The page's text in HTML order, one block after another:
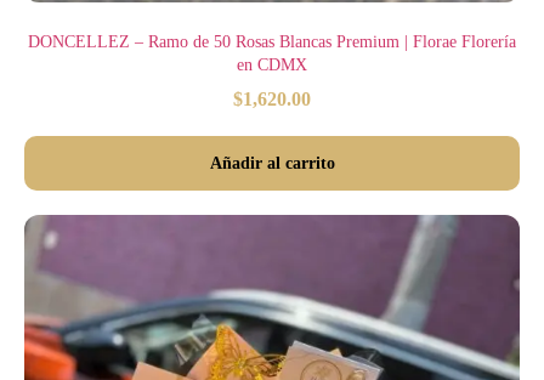
DONCELLEZ – Ramo de 50 Rosas Blancas Premium | Florae Florería
en CDMX
$1,620.00
Añadir al carrito